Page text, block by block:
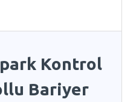
Kontrol
Bariyer